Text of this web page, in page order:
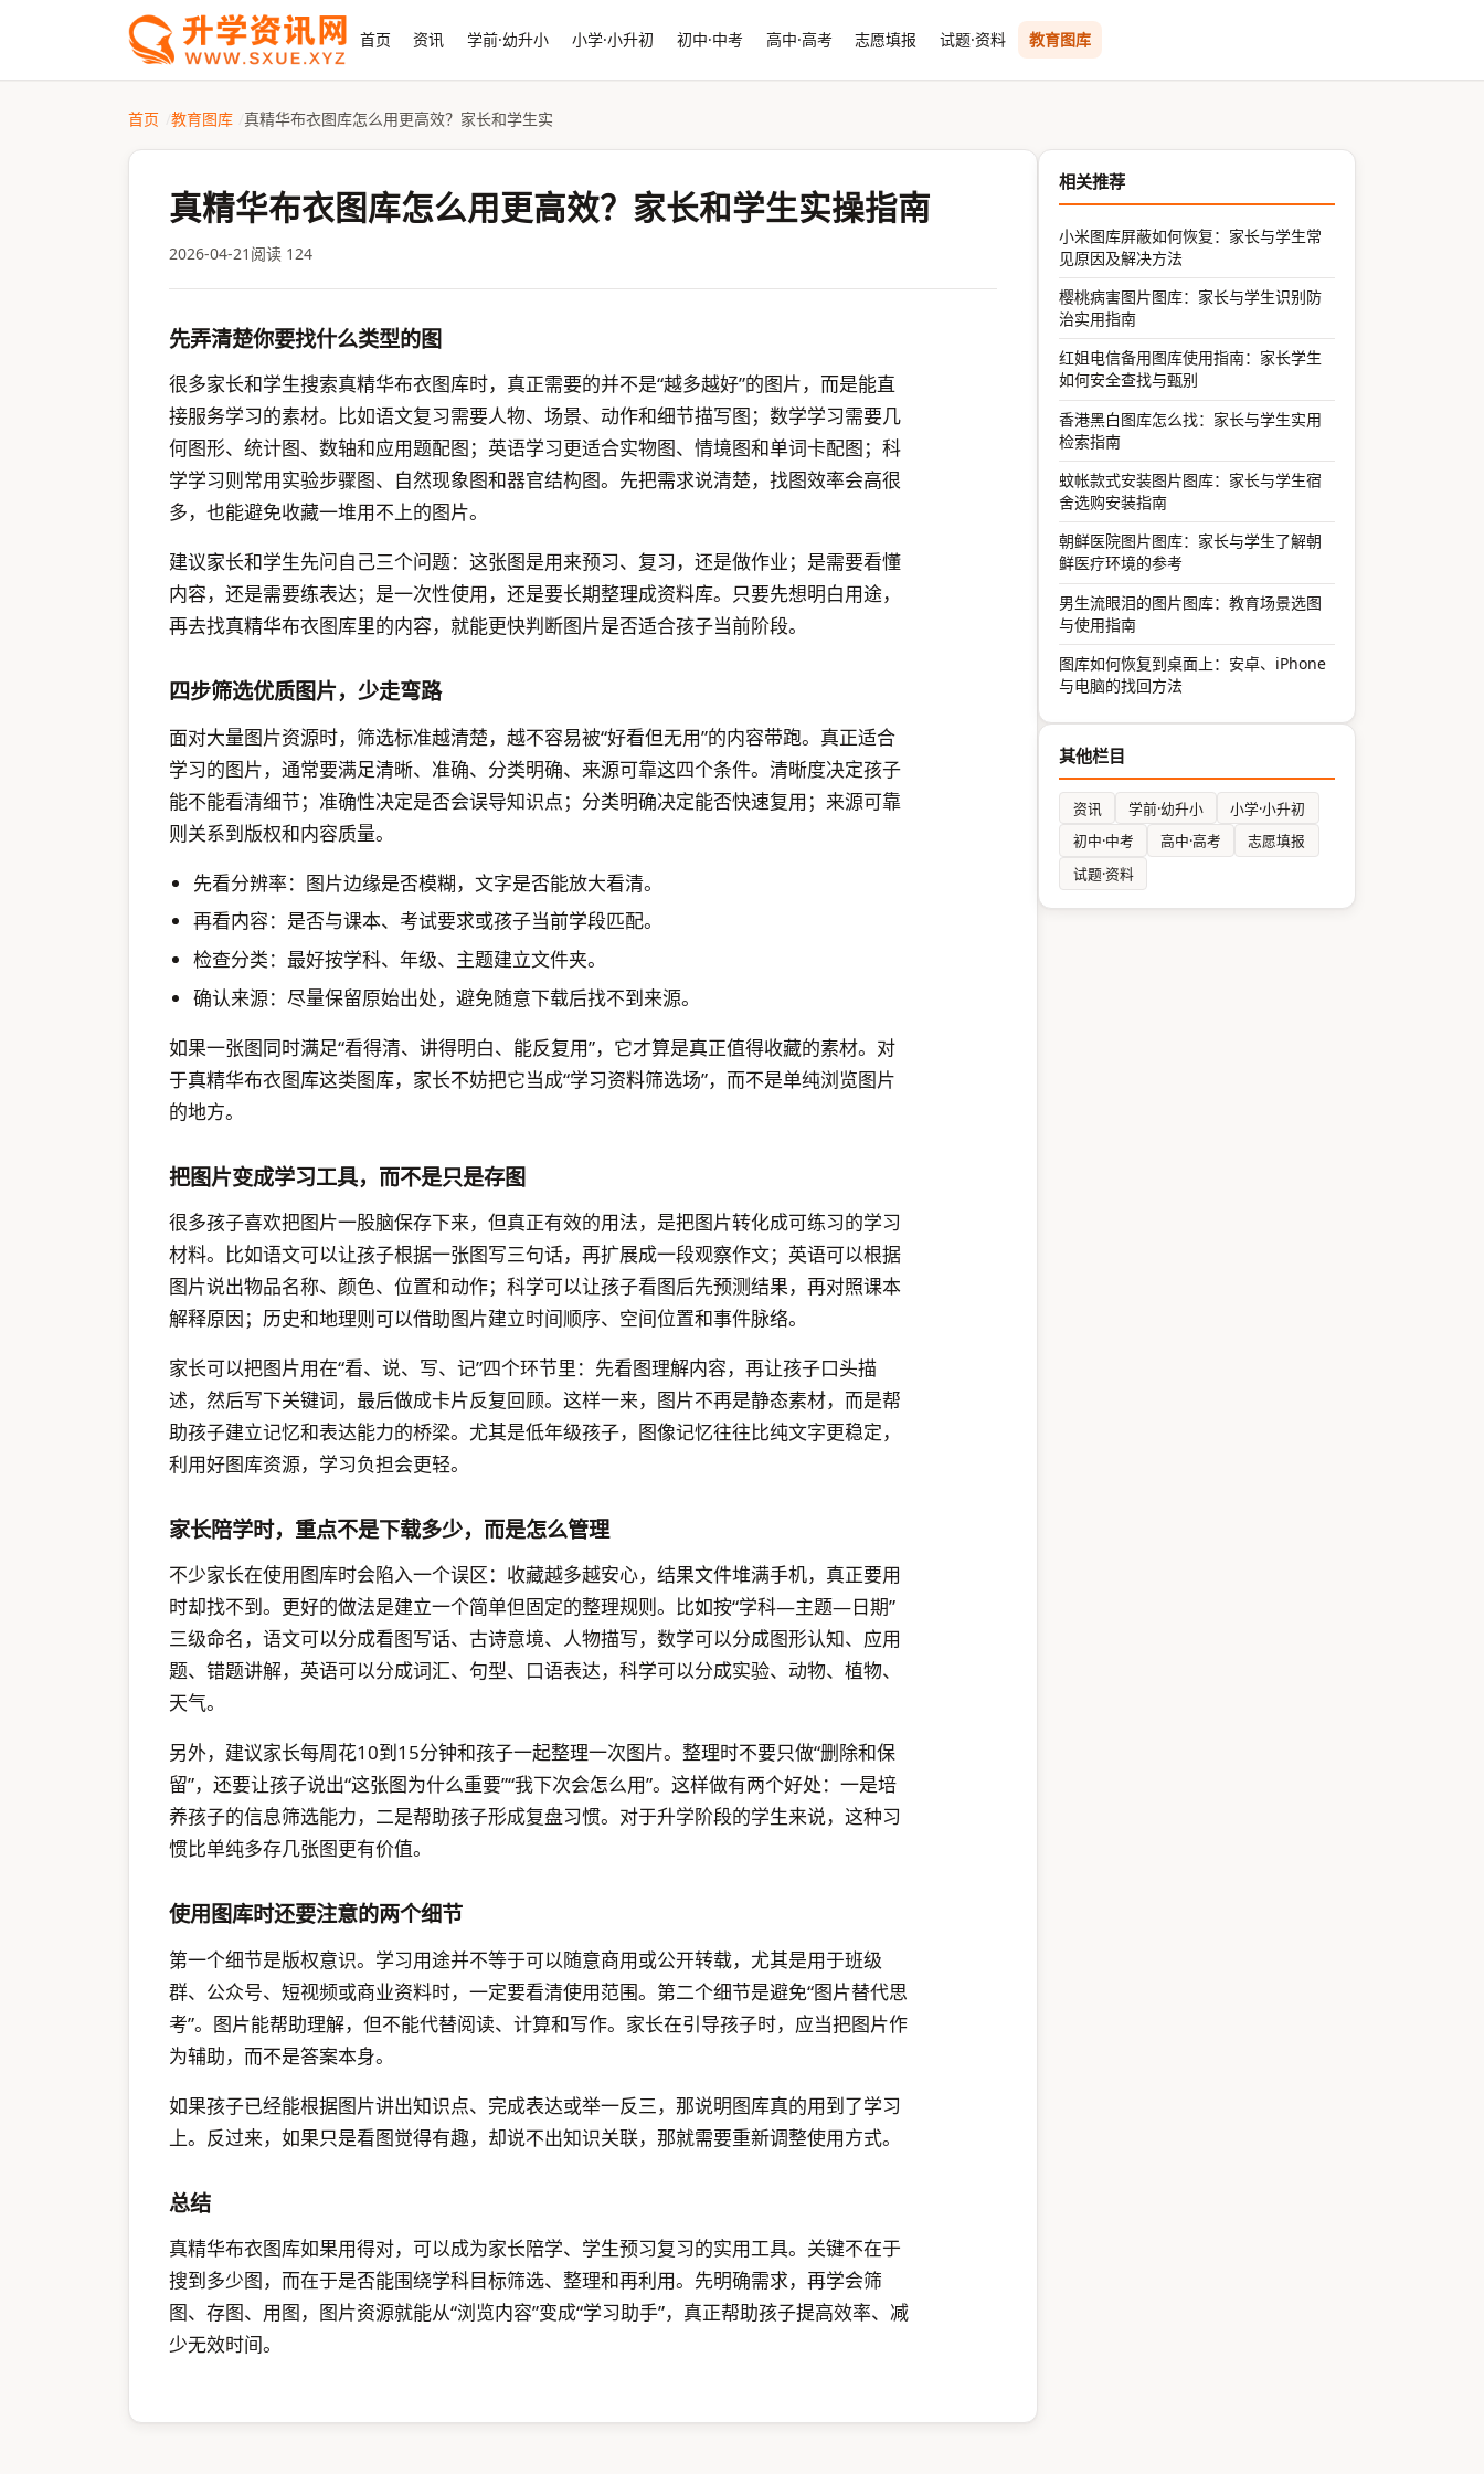
首页 资讯 学前·幼升小 小学·小升初 初中·中考 高中·高考 志愿填报 试题·资料 教育图库
首页 教育图库 真精华布衣图库怎么用更高效？家长和学生实
真精华布衣图库怎么用更高效？家长和学生实操指南
2026-04-21 阅读 124
先弄清楚你要找什么类型的图
很多家长和学生搜索真精华布衣图库时，真正需要的并不是“越多越好”的图片，而是能直
接服务学习的素材。比如语文复习需要人物、场景、动作和细节描写图；数学学习需要几
何图形、统计图、数轴和应用题配图；英语学习更适合实物图、情境图和单词卡配图；科
学学习则常用实验步骤图、自然现象图和器官结构图。先把需求说清楚，找图效率会高很
多，也能避免收藏一堆用不上的图片。
建议家长和学生先问自己三个问题：这张图是用来预习、复习，还是做作业；是需要看懂
内容，还是需要练表达；是一次性使用，还是要长期整理成资料库。只要先想明白用途，
再去找真精华布衣图库里的内容，就能更快判断图片是否适合孩子当前阶段。
四步筛选优质图片，少走弯路
面对大量图片资源时，筛选标准越清楚，越不容易被“好看但无用”的内容带跑。真正适合
学习的图片，通常要满足清晰、准确、分类明确、来源可靠这四个条件。清晰度决定孩子
能不能看清细节；准确性决定是否会误导知识点；分类明确决定能否快速复用；来源可靠
则关系到版权和内容质量。
先看分辨率：图片边缘是否模糊，文字是否能放大看清。
再看内容：是否与课本、考试要求或孩子当前学段匹配。
检查分类：最好按学科、年级、主题建立文件夹。
确认来源：尽量保留原始出处，避免随意下载后找不到来源。
如果一张图同时满足“看得清、讲得明白、能反复用”，它才算是真正值得收藏的素材。对
于真精华布衣图库这类图库，家长不妨把它当成“学习资料筛选场”，而不是单纯浏览图片
的地方。
把图片变成学习工具，而不是只是存图
很多孩子喜欢把图片一股脑保存下来，但真正有效的用法，是把图片转化成可练习的学习
材料。比如语文可以让孩子根据一张图写三句话，再扩展成一段观察作文；英语可以根据
图片说出物品名称、颜色、位置和动作；科学可以让孩子看图后先预测结果，再对照课本
解释原因；历史和地理则可以借助图片建立时间顺序、空间位置和事件脉络。
家长可以把图片用在“看、说、写、记”四个环节里：先看图理解内容，再让孩子口头描
述，然后写下关键词，最后做成卡片反复回顾。这样一来，图片不再是静态素材，而是帮
助孩子建立记忆和表达能力的桥梁。尤其是低年级孩子，图像记忆往往比纯文字更稳定，
利用好图库资源，学习负担会更轻。
家长陪学时，重点不是下载多少，而是怎么管理
不少家长在使用图库时会陷入一个误区：收藏越多越安心，结果文件堆满手机，真正要用
时却找不到。更好的做法是建立一个简单但固定的整理规则。比如按“学科—主题—日期”
三级命名，语文可以分成看图写话、古诗意境、人物描写，数学可以分成图形认知、应用
题、错题讲解，英语可以分成词汇、句型、口语表达，科学可以分成实验、动物、植物、
天气。
另外，建议家长每周花10到15分钟和孩子一起整理一次图片。整理时不要只做“删除和保
留”，还要让孩子说出“这张图为什么重要”“我下次会怎么用”。这样做有两个好处：一是培
养孩子的信息筛选能力，二是帮助孩子形成复盘习惯。对于升学阶段的学生来说，这种习
惯比单纯多存几张图更有价值。
使用图库时还要注意的两个细节
第一个细节是版权意识。学习用途并不等于可以随意商用或公开转载，尤其是用于班级
群、公众号、短视频或商业资料时，一定要看清使用范围。第二个细节是避免“图片替代思
考”。图片能帮助理解，但不能代替阅读、计算和写作。家长在引导孩子时，应当把图片作
为辅助，而不是答案本身。
如果孩子已经能根据图片讲出知识点、完成表达或举一反三，那说明图库真的用到了学习
上。反过来，如果只是看图觉得有趣，却说不出知识关联，那就需要重新调整使用方式。
总结
真精华布衣图库如果用得对，可以成为家长陪学、学生预习复习的实用工具。关键不在于
搜到多少图，而在于是否能围绕学科目标筛选、整理和再利用。先明确需求，再学会筛
图、存图、用图，图片资源就能从“浏览内容”变成“学习助手”，真正帮助孩子提高效率、减
少无效时间。
相关推荐
小米图库屏蔽如何恢复：家长与学生常
见原因及解决方法
樱桃病害图片图库：家长与学生识别防
治实用指南
红姐电信备用图库使用指南：家长学生
如何安全查找与甄别
香港黑白图库怎么找：家长与学生实用
检索指南
蚊帐款式安装图片图库：家长与学生宿
舍选购安装指南
朝鲜医院图片图库：家长与学生了解朝
鲜医疗环境的参考
男生流眼泪的图片图库：教育场景选图
与使用指南
图库如何恢复到桌面上：安卓、iPhone
与电脑的找回方法
其他栏目
资讯 学前·幼升小
小学·小升初
初中·中考
高中·高考
志愿填报
试题·资料